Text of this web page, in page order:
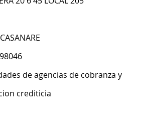
CASANARE
de agencias de cobranza y
crediticia